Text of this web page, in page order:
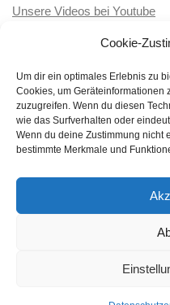
Cookie-
Um dir ein optimales Erlebnis zu
Cookies, um Geräteinformationen
zuzugreifen. Wenn du diesen
wie das Surfverhalten oder
Wenn du deine Zustimmung nicht
bestimmte Merkmale und
Unsere Videos bei Youtube
KATEGORIEN
Kategorien
BRK-Wasserwacht